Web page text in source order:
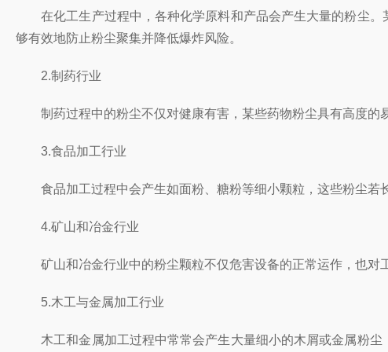
在化工生产过程中，各种化学原料和产品会产生大量的粉尘。
够有效地防止粉尘聚集并降低爆炸风险。
2.制药行业
制药过程中的粉尘不仅对健康有害，某些药物粉尘具有高度的
3.食品加工行业
食品加工过程中会产生如面粉、糖粉等细小颗粒，这些粉尘若
4.矿山和冶金行业
矿山和冶金行业中的粉尘颗粒不仅危害设备的正常运作，也对
5.木工与金属加工行业
木工和金属加工过程中常常会产生大量细小的木屑或金属粉尘